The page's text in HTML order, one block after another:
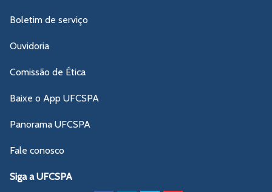
Boletim de serviço
Ouvidoria
Comissão de Ética
Baixe o App UFCSPA
Panorama UFCSPA
Fale conosco
Siga a UFCSPA